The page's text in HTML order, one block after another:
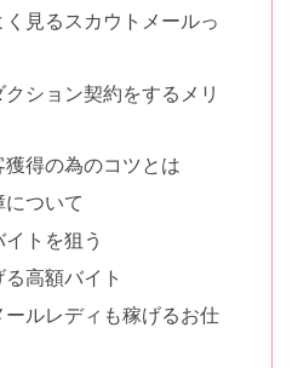
見るスカウトメールっ
ション契約をするメリ
得の為のコツとは
ついて
トを狙う
高額バイト
ルレディも稼げるお仕